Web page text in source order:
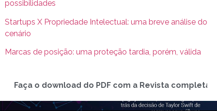
possibilidades
Startups X Propriedade Intelectual: uma breve análise do
cenário
Marcas de posição: uma proteção tardia, porém, válida
Faça o download do PDF com a Revista completa